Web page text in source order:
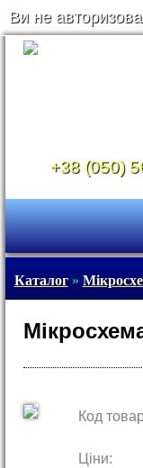
Ви не
+38 (050)
Каталог»
Код
Ціни: